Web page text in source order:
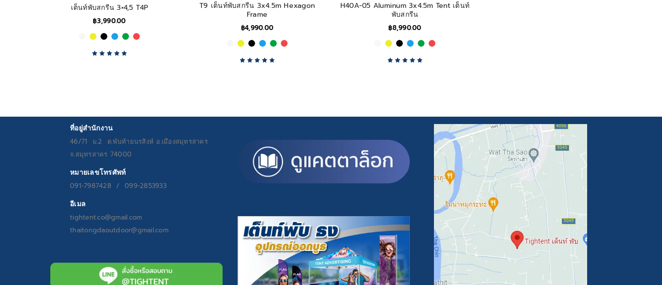
เต็นท์พับสกรีน 3×4,5 T4P
฿3,990.00
T9 เต็นท์พับสกรีน 3x4.5m Hexagon
Frame
฿4,990.00
H40A-05 Aluminum 3x4.5m Tent เต็นท์
พับสกรีน
฿8,990.00
ที่อยู่สำนักงาน
46/71 ม.2 ต.พันท้ายนรสิงห์ อ.เมืองสมุทรสาคร
จ.สมุทรสาคร 74000
หมายเลขโทรศัพท์
091-7987428 / 099-2853933
อีเมล
tightent.co@gmail.com
thaitongdaoutdoor@gmail.com